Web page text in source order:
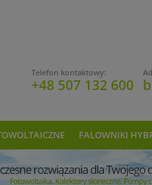
Telefon kontaktowy:
+48 507 132 600
FALOWNIKI